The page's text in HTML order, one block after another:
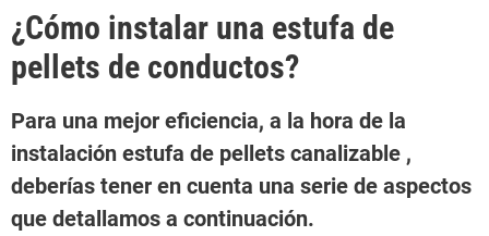
¿Cómo instalar una estufa de
pellets de conductos?
Para una mejor eficiencia, a la hora de la
instalación estufa de pellets canalizable ,
deberías tener en cuenta una serie de aspectos
que detallamos a continuación.